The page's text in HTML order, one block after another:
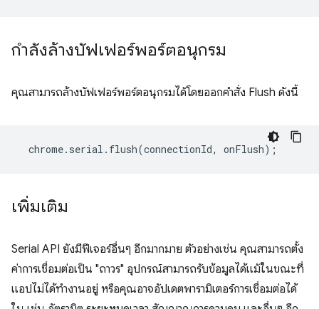
กำลังล้างบัฟเฟอร์พอร์ตอนุกรม
คุณสามารถล้างบัฟเฟอร์พอร์ตอนุกรมได้โดยออกคำสั่ง Flush ดังนี้
chrome. serial . flush(connectionId, onFlush);
เพิ่มเติม
Serial API ยังมีฟีเจอร์อื่นๆ อีกมากมาย ตัวอย่างเช่น คุณสามารถตั้ง
ค่าการเชื่อมต่อเป็น "ถาวร" อุปกรณ์สามารถรับข้อมูลได้แม้ในขณะที่
แอปไม่ได้ทำงานอยู่ หรือคุณอาจอัปเดตพารามิเตอร์การเชื่อมต่อได้